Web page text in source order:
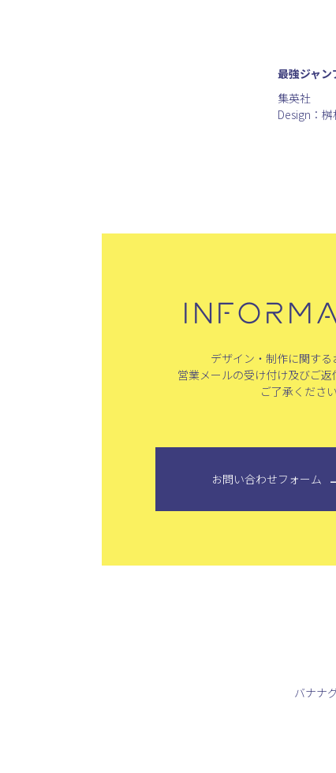
最強ジャ
集英社
Design：
デザイン・制作に関する
営業メールの受け付け及びご返
ご了承ください
お問い合わせフォーム
バナナ